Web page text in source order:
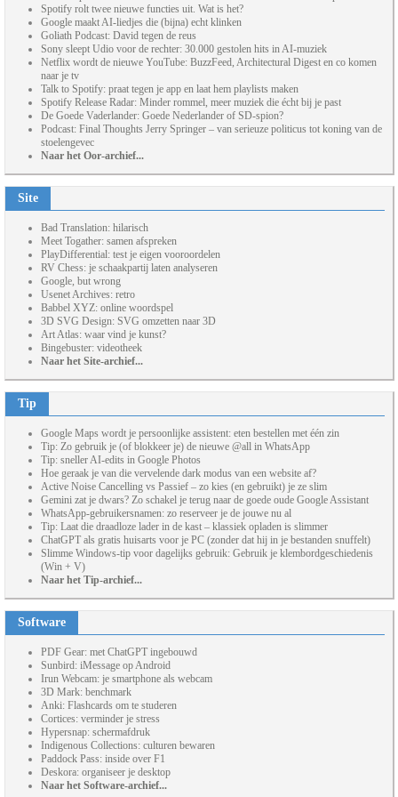
Spotify rolt twee nieuwe functies uit. Wat is het?
Google maakt AI-liedjes die (bijna) echt klinken
Goliath Podcast: David tegen de reus
Sony sleept Udio voor de rechter: 30.000 gestolen hits in AI-muziek
Netflix wordt de nieuwe YouTube: BuzzFeed, Architectural Digest en co komen
naar je tv
Talk to Spotify: praat tegen je app en laat hem playlists maken
Spotify Release Radar: Minder rommel, meer muziek die écht bij je past
De Goede Vaderlander: Goede Nederlander of SD-spion?
Podcast: Final Thoughts Jerry Springer – van serieuze politicus tot koning van de
stoelengevec
Naar het Oor-archief...
Site
Bad Translation: hilarisch
Meet Togather: samen afspreken
PlayDifferential: test je eigen vooroordelen
RV Chess: je schaakpartij laten analyseren
Google, but wrong
Usenet Archives: retro
Babbel XYZ: online woordspel
3D SVG Design: SVG omzetten naar 3D
Art Atlas: waar vind je kunst?
Bingebuster: videotheek
Naar het Site-archief...
Tip
Google Maps wordt je persoonlijke assistent: eten bestellen met één zin
Tip: Zo gebruik je (of blokkeer je) de nieuwe @all in WhatsApp
Tip: sneller AI-edits in Google Photos
Hoe geraak je van die vervelende dark modus van een website af?
Active Noise Cancelling vs Passief – zo kies (en gebruikt) je ze slim
Gemini zat je dwars? Zo schakel je terug naar de goede oude Google Assistant
WhatsApp-gebruikersnamen: zo reserveer je de jouwe nu al
Tip: Laat die draadloze lader in de kast – klassiek opladen is slimmer
ChatGPT als gratis huisarts voor je PC (zonder dat hij in je bestanden snuffelt)
Slimme Windows-tip voor dagelijks gebruik: Gebruik je klembordgeschiedenis
(Win + V)
Naar het Tip-archief...
Software
PDF Gear: met ChatGPT ingebouwd
Sunbird: iMessage op Android
Irun Webcam: je smartphone als webcam
3D Mark: benchmark
Anki: Flashcards om te studeren
Cortices: verminder je stress
Hypersnap: schermafdruk
Indigenous Collections: culturen bewaren
Paddock Pass: inside over F1
Deskora: organiseer je desktop
Naar het Software-archief...